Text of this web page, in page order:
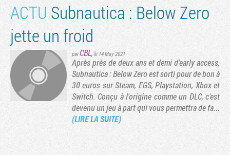
ACTU Subnautica : Below Zero
jette un froid
parCBL, le 14 May 2021
Après près de deux ans et demi d'early access,
Subnautica : Below Zero est sorti pour de bon à
30 euros sur Steam, EGS, Playstation, Xbox et
Switch. Conçu à l'origine comme un DLC, c'est
devenu un jeu à part qui vous permettra de fa...
(LIRE LA SUITE)